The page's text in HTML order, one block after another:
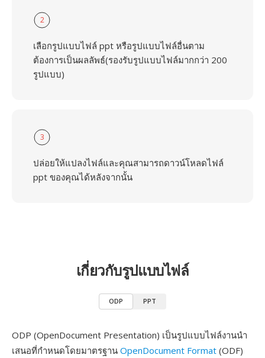
2
เลือกรูปแบบไฟล์ ppt หรือรูปแบบไฟล์อื่นตาม
ต้องการเป็นผลลัพธ์(รองรับรูปแบบไฟล์มากกว่า 200
รูปแบบ)
3
ปล่อยให้แปลงไฟล์และคุณสามารถดาวน์โหลดไฟล์
ppt ของคุณได้หลังจากนั้น
เกี่ยวกับรูปแบบไฟล์
ODP PPT
ODP (OpenDocument Presentation) เป็นรูปแบบไฟล์งานนำ
เสนอที่กำหนดโดยมาตรฐาน OpenDocument Format (ODF)